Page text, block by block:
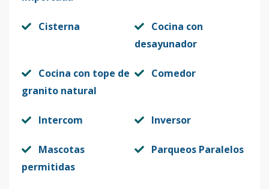
Cisterna
Cocina con
desayunador
Cocina con tope de
granito natural
Comedor
Intercom Inversor
Mascotas
permitidas
Parqueos Paralelos